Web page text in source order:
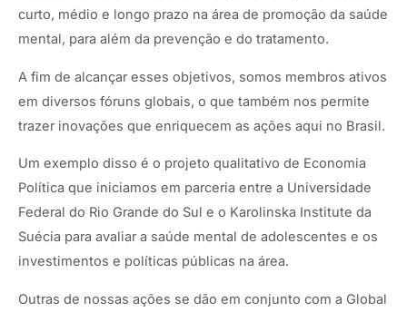
curto, médio e longo prazo na área de promoção da saúde
mental, para além da prevenção e do tratamento.
A fim de alcançar esses objetivos, somos membros ativos
em diversos fóruns globais, o que também nos permite
trazer inovações que enriquecem as ações aqui no Brasil.
Um exemplo disso é o projeto qualitativo de Economia
Política que iniciamos em parceria entre a Universidade
Federal do Rio Grande do Sul e o Karolinska Institute da
Suécia para avaliar a saúde mental de adolescentes e os
investimentos e políticas públicas na área.
Outras de nossas ações se dão em conjunto com a Global